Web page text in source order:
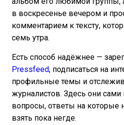
в воскресенье вечером и
комментарием к тексту,
семь утра.
Есть способ надёжнее —
Pressfeed, подписаться на
профильные темы и
журналистов. Здесь они
вопросы, ответы на которые
взять пока негде.